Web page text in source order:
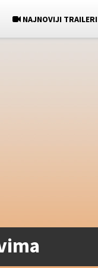
NAJNOVIJI TRAILERI